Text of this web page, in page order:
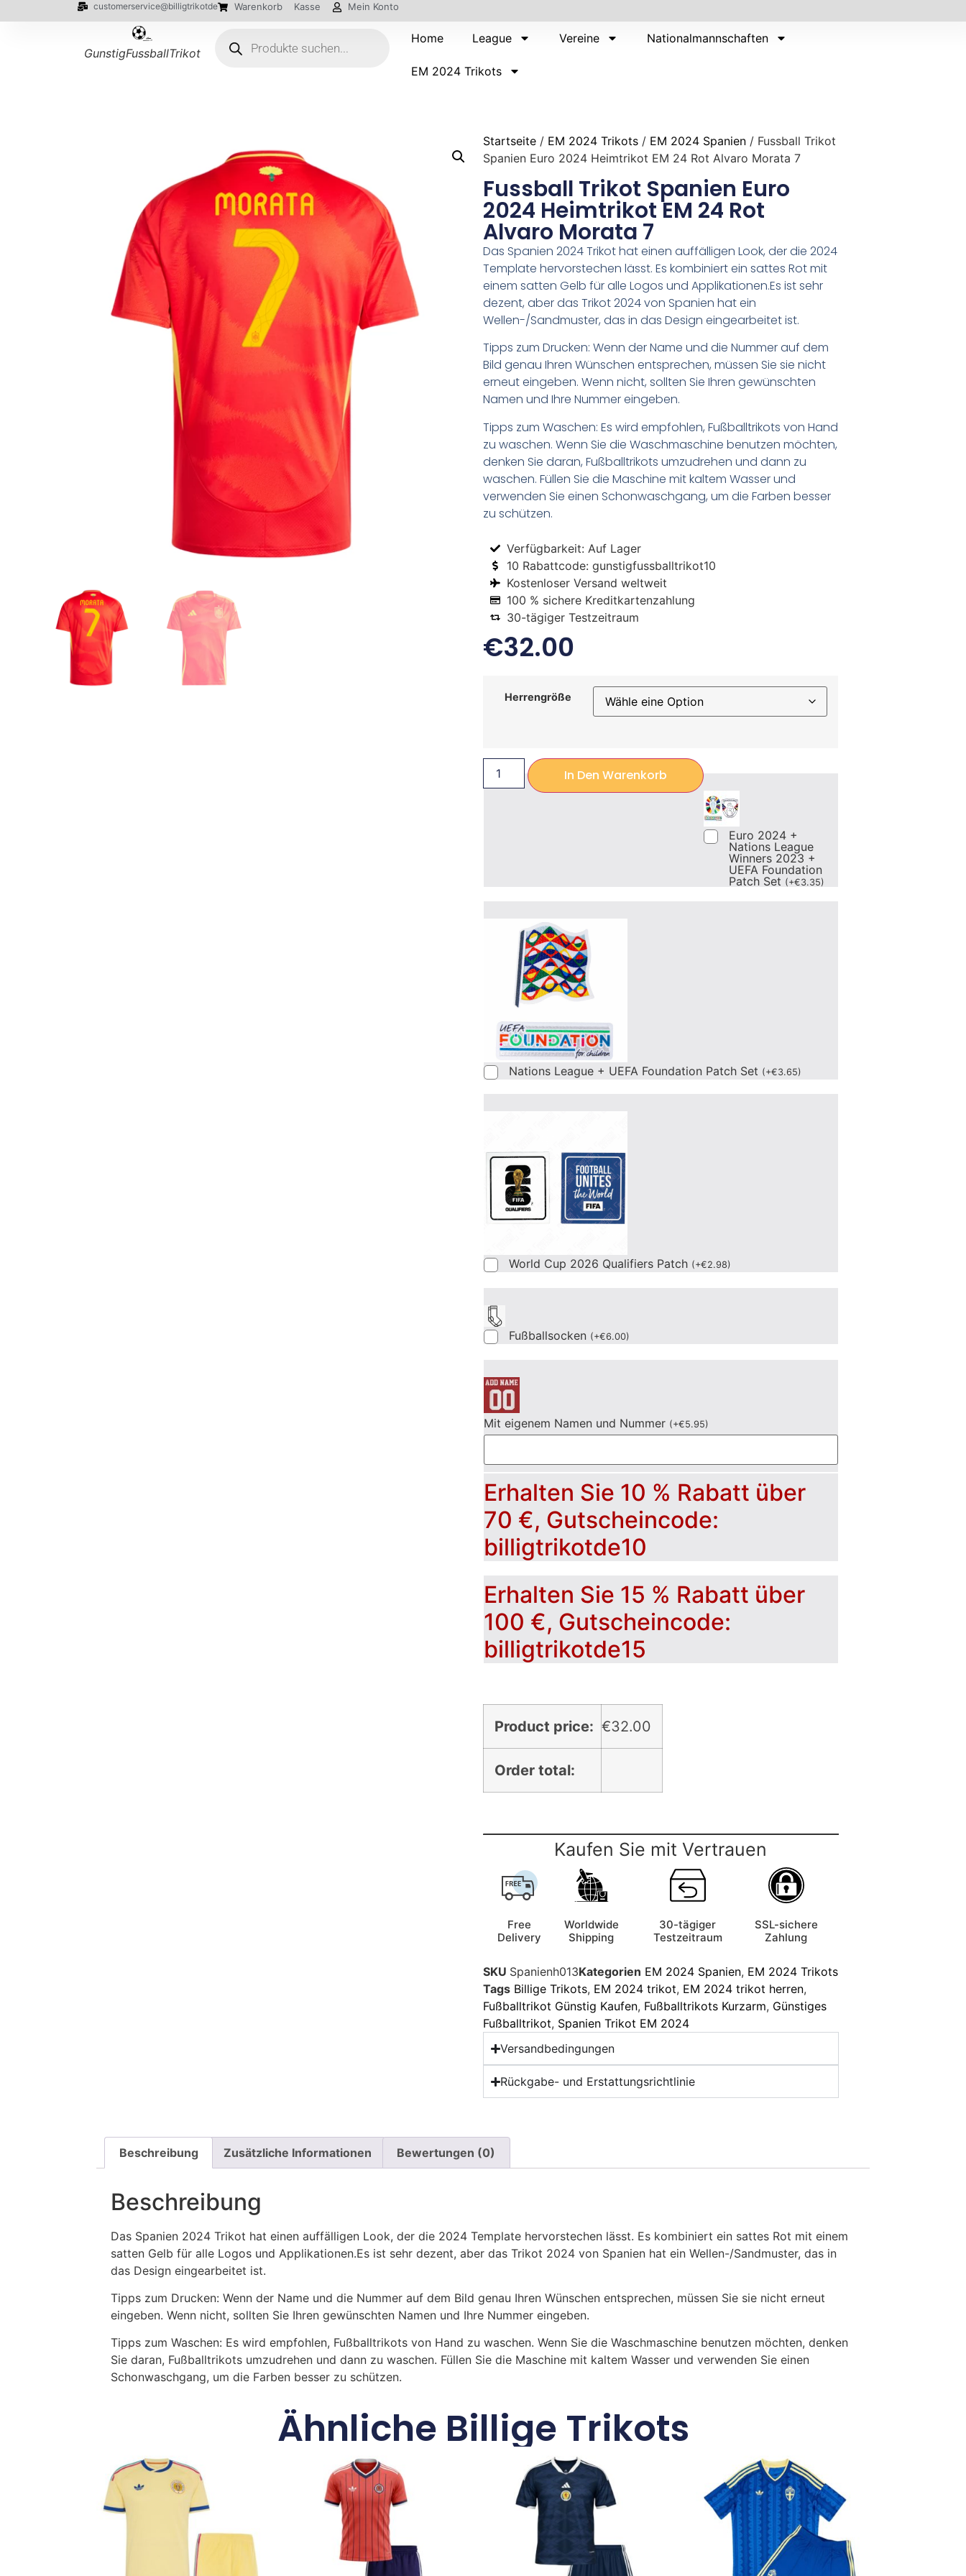
customerservice@billigtrikotde Warenkorb Kasse Mein Konto
GunstigFussballTrikot
Home League Vereine Nationalmannschaften
EM 2024 Trikots
Startseite / EM 2024 Trikots / EM 2024 Spanien / Fussball Trikot
Spanien Euro 2024 Heimtrikot EM 24 Rot Alvaro Morata 7
Fussball Trikot Spanien Euro
2024 Heimtrikot EM 24 Rot
Alvaro Morata 7
Das Spanien 2024 Trikot hat einen auffälligen Look, der die 2024
Template hervorstechen lässt. Es kombiniert ein sattes Rot mit
einem satten Gelb für alle Logos und Applikationen.Es ist sehr
dezent, aber das Trikot 2024 von Spanien hat ein
Wellen-/Sandmuster, das in das Design eingearbeitet ist.
Tipps zum Drucken: Wenn der Name und die Nummer auf dem
Bild genau Ihren Wünschen entsprechen, müssen Sie sie nicht
erneut eingeben. Wenn nicht, sollten Sie Ihren gewünschten
Namen und Ihre Nummer eingeben.
Tipps zum Waschen: Es wird empfohlen, Fußballtrikots von Hand
zu waschen. Wenn Sie die Waschmaschine benutzen möchten,
denken Sie daran, Fußballtrikots umzudrehen und dann zu
waschen. Füllen Sie die Maschine mit kaltem Wasser und
verwenden Sie einen Schonwaschgang, um die Farben besser
zu schützen.
Verfügbarkeit: Auf Lager
10 Rabattcode: gunstigfussballtrikot10
Kostenloser Versand weltweit
100 % sichere Kreditkartenzahlung
30-tägiger Testzeitraum
€32.00
Herrengröße
In Den Warenkorb
Euro 2024 +
Nations League
Winners 2023 +
UEFA Foundation
Patch Set (+€3.35)
Nations League + UEFA Foundation Patch Set (+€3.65)
World Cup 2026 Qualifiers Patch (+€2.98)
Fußballsocken (+€6.00)
Mit eigenem Namen und Nummer (+€5.95)
Erhalten Sie 10 % Rabatt über
70 €, Gutscheincode:
billigtrikotde10
Erhalten Sie 15 % Rabatt über
100 €, Gutscheincode:
billigtrikotde15
Product price: €32.00
Order total:
Kaufen Sie mit Vertrauen
Free
Delivery
Worldwide
Shipping
30-tägiger
Testzeitraum
SSL-sichere
Zahlung
SKU Spanienh013Kategorien EM 2024 Spanien, EM 2024 Trikots
Tags Billige Trikots, EM 2024 trikot, EM 2024 trikot herren,
Fußballtrikot Günstig Kaufen, Fußballtrikots Kurzarm, Günstiges
Fußballtrikot, Spanien Trikot EM 2024
Versandbedingungen
Rückgabe- und Erstattungsrichtlinie
Beschreibung Zusätzliche Informationen Bewertungen (0)
Beschreibung
Das Spanien 2024 Trikot hat einen auffälligen Look, der die 2024 Template hervorstechen lässt. Es kombiniert ein sattes Rot mit einem
satten Gelb für alle Logos und Applikationen.Es ist sehr dezent, aber das Trikot 2024 von Spanien hat ein Wellen-/Sandmuster, das in
das Design eingearbeitet ist.
Tipps zum Drucken: Wenn der Name und die Nummer auf dem Bild genau Ihren Wünschen entsprechen, müssen Sie sie nicht erneut
eingeben. Wenn nicht, sollten Sie Ihren gewünschten Namen und Ihre Nummer eingeben.
Tipps zum Waschen: Es wird empfohlen, Fußballtrikots von Hand zu waschen. Wenn Sie die Waschmaschine benutzen möchten, denken
Sie daran, Fußballtrikots umzudrehen und dann zu waschen. Füllen Sie die Maschine mit kaltem Wasser und verwenden Sie einen
Schonwaschgang, um die Farben besser zu schützen.
Ähnliche Billige Trikots